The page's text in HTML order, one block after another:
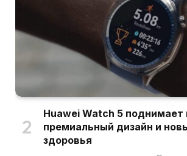
Huawei Watch 5 поднимает
премиальный дизайн и
здоровья